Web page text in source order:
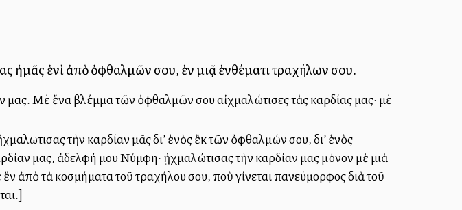
ἡμᾶς ἑνὶ ἀπὸ ὀφθαλμῶν σου, ἐν μιᾷ ἐνθέματι τραχήλων σου.
Μὲ ἕνα βλέμμα τῶν ὀφθαλμῶν σου αἰχμαλώτισες τὰς καρδίας μας· μὲ
τὴν καρδίαν μᾶς δι’ ἑνὸς ἒκ τῶν ὀφθαλμών σου, δι’ ἑνὸς
μας, ἀδελφή μου Νύμφη· ᾐχμαλώτισας τὴν καρδίαν μας μόνον μὲ μιὰ
ἀπὸ τὰ κοσμήματα τοῦ τραχήλου σου, ποὺ γίνεται πανεύμορφος διὰ τοῦ